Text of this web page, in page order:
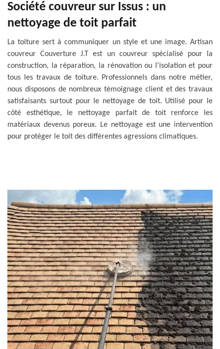
Société couvreur sur Issus : un
nettoyage de toit parfait
La toiture sert à communiquer un style et une image. Artisan
couvreur Couverture J.T est un couvreur spécialisé pour la
construction, la réparation, la rénovation ou l'isolation et pour
tous les travaux de toiture. Professionnels dans notre métier,
nous disposons de nombreux témoignage client et des travaux
satisfaisants surtout pour le nettoyage de toit. Utilisé pour le
côté esthétique, le nettoyage parfait de toit renforce les
matériaux devenus poreux. Le nettoyage est une intervention
pour protéger le toit des différentes agressions climatiques.